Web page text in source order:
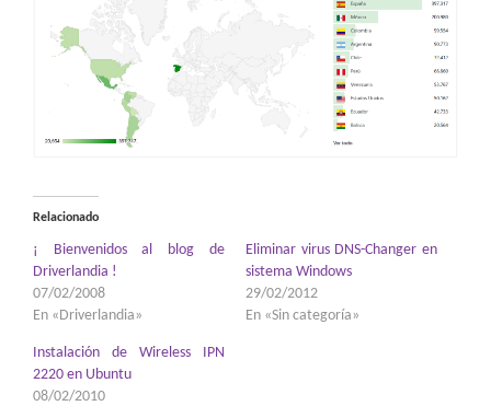
Relacionado
¡ Bienvenidos al blog de
Driverlandia !
07/02/2008
En «Driverlandia»
Eliminar virus DNS-Changer en
sistema Windows
29/02/2012
En «Sin categoría»
Instalación de Wireless IPN
2220 en Ubuntu
08/02/2010